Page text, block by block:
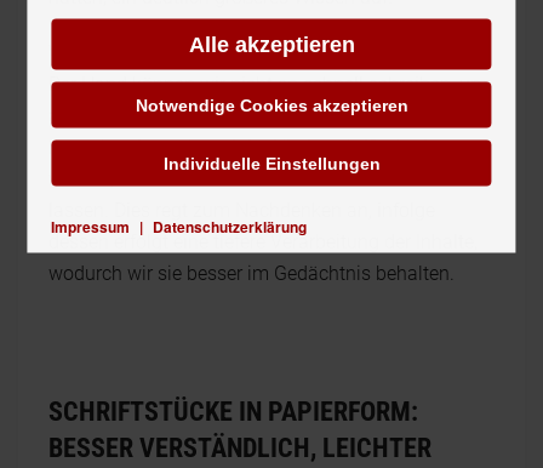
Wissenschaftler sehen den Grund dafür wie folgt:
Per Hand können wir nicht so schnell schreiben, um
alle Informationen zu Papier zu bringen. Deshalb
muss bereits während der Niederschrift überlegt
werden, wie sie sich sinnvoll zusammenfassen
dessen erfolgt eine tiefere Verarbeitung der Inhalte,
wodurch wir sie besser im Gedächtnis behalten.
SCHRIFTSTÜCKE IN PAPIERFORM:
BESSER VERSTÄNDLICH, LEICHTER
Alle akzeptieren
Notwendige Cookies akzeptieren
Impressum | Datenschutzerklärung
Individuelle Einstellungen